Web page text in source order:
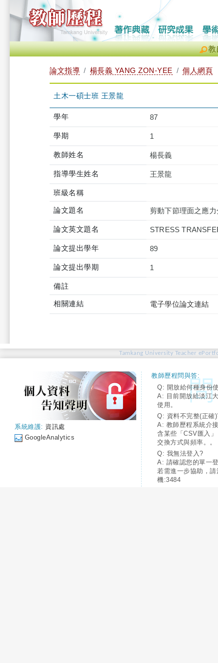
教
論文指導 楊長義 YANG ZON-YEE 個人網頁
土木一碩士班 王景龍
學年 87
學期 1
教師姓名 楊長義
指導學生姓名 王景龍
班級名稱
論文題名 剪動下節理面之應
論文英文題名 STRESS
論文提出學年 89
論文提出學期 1
備註
相關連結 電子學位論文連結
Tamkang University Teacher
系統維護: 資訊處
GoogleAnalytics
教師歷程問與答:
Q: 開放給何種身份
A: 目前開放給淡江
使用。
Q: 資料不完整(正確
A: 教師歷程系統介
含某些「CSV匯入
交換方式與頻率。。
Q: 我無法登入?
A: 請確認您的單一
若需進一步協助，
機:3484